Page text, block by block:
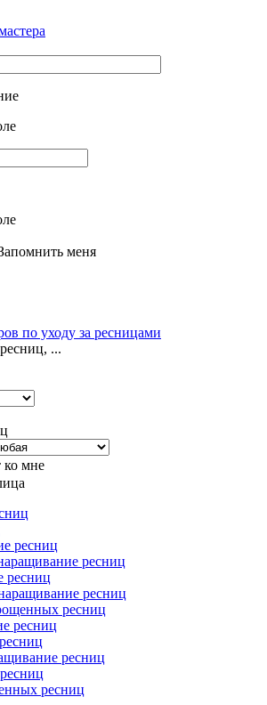
меня
по уходу за ресницами
...
ко мне
ресниц
ресниц
ресниц
ресниц
ресниц
ресниц
ресниц
ресниц